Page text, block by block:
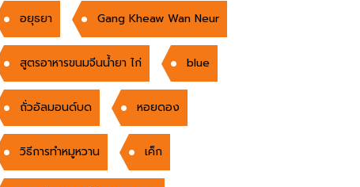
อยุธยา Gang Kheaw Wan Neur
สูตรอาหารขนมจีนน้ำยา ไก่ blue
ถั่วอัลมอนด์บด หอยดอง
วิธีการทำหมูหวาน เค็ก